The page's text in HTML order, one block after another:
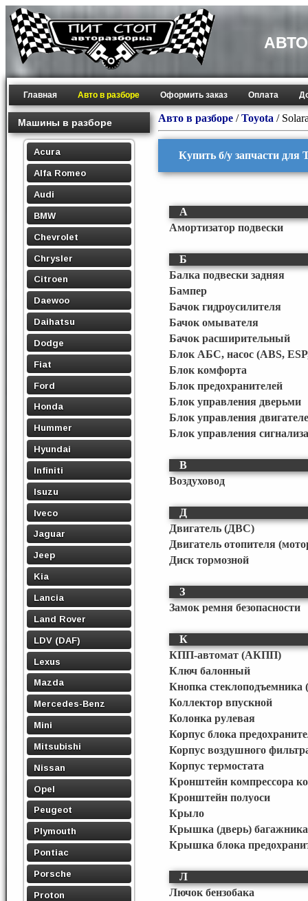
Главная Авто в разборе Оформить заказ Оплата
Машины в разборе
Acura
Alfa Romeo
Audi
BMW
Chevrolet
Chrysler
Citroen
Daewoo
Daihatsu
Dodge
Fiat
Ford
Honda
Hummer
Hyundai
Infiniti
Isuzu
Iveco
Jaguar
Jeep
Kia
Lancia
Land Rover
LDV (DAF)
Lexus
Mazda
Mercedes-Benz
Mini
Mitsubishi
Nissan
Opel
Peugeot
Plymouth
Pontiac
Porsche
Proton
Авто в разборе /Toyota /
Купить б/у запчасти для
А
Амортизатор подвески
Б
Балка подвески задняя
Бампер
Бачок гидроусилителя
Бачок омывателя
Бачок расширительный
Блок АБС, насос (ABS,
Блок комфорта
Блок предохранителей
Блок управления дверьми
Блок управления
Блок управления
В
Воздуховод
Д
Двигатель (ДВС)
Двигатель отопителя
Диск тормозной
З
Замок ремня безопасности
К
КПП-автомат (АКПП)
Ключ балонный
Кнопка стеклоподъемника
Коллектор впускной
Колонка рулевая
Корпус блока
Корпус воздушного
Корпус термостата
Кронштейн компрессора
Кронштейн полуоси
Крыло
Крышка (дверь) багажника
Крышка блока
Л
Лючок бензобака